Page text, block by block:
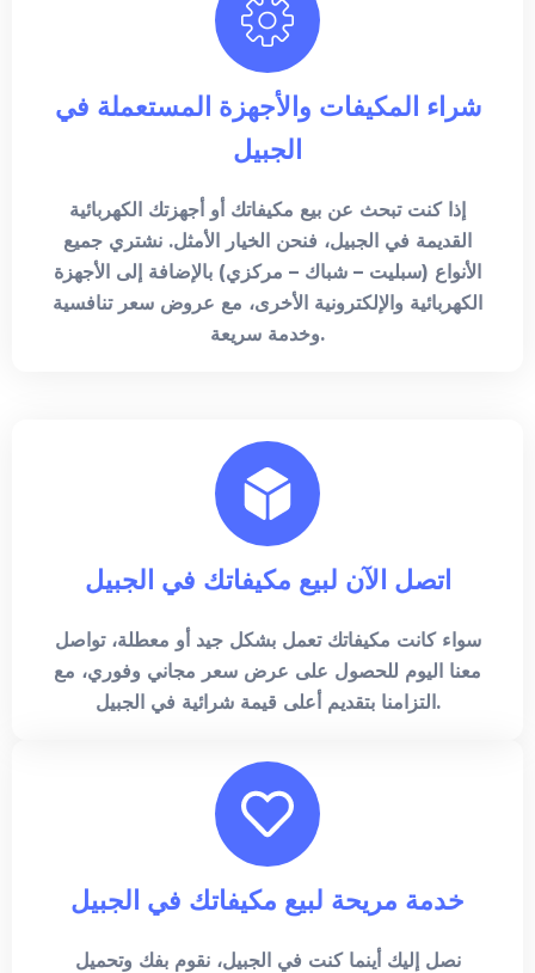
شراء المكيفات والأجهزة المستعملة في
الجبيل
إذا كنت تبحث عن بيع مكيفاتك أو أجهزتك الكهربائية
القديمة في الجبيل، فنحن الخيار الأمثل. نشتري جميع
الأنواع (سبليت – شباك – مركزي) بالإضافة إلى الأجهزة
الكهربائية والإلكترونية الأخرى، مع عروض سعر تنافسية
وخدمة سريعة.
اتصل الآن لبيع مكيفاتك في الجبيل
سواء كانت مكيفاتك تعمل بشكل جيد أو معطلة، تواصل
معنا اليوم للحصول على عرض سعر مجاني وفوري، مع
التزامنا بتقديم أعلى قيمة شرائية في الجبيل.
خدمة مريحة لبيع مكيفاتك في الجبيل
نصل إليك أينما كنت في الجبيل، نقوم بفك وتحميل